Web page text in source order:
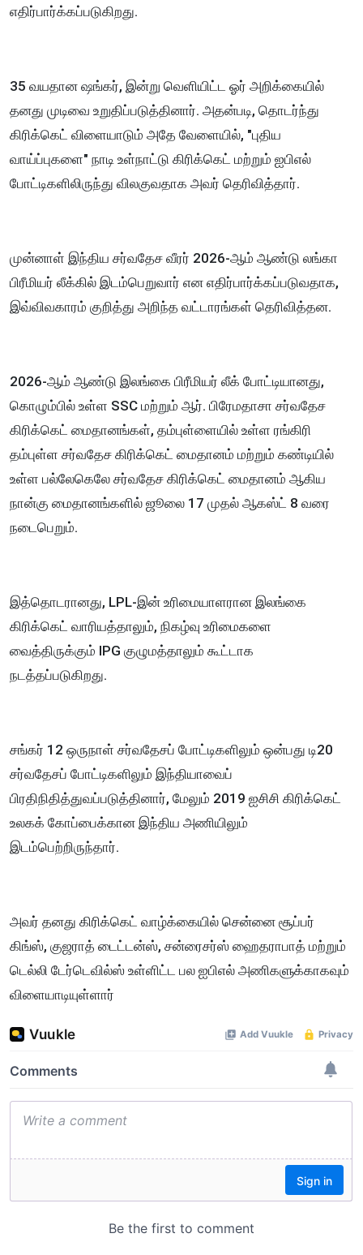
எதிர்பார்க்கப்படுகிறது.
35 வயதான ஷங்கர், இன்று வெளியிட்ட ஓர் அறிக்கையில்
தனது முடிவை உறுதிப்படுத்தினார். அதன்படி, தொடர்ந்து
கிரிக்கெட் விளையாடும் அதே வேளையில், "புதிய
வாய்ப்புகளை" நாடி உள்நாட்டு கிரிக்கெட் மற்றும் ஐபிஎல்
போட்டிகளிலிருந்து விலகுவதாக அவர் தெரிவித்தார்.
முன்னாள் இந்திய சர்வதேச வீரர் 2026-ஆம் ஆண்டு லங்கா
பிரீமியர் லீக்கில் இடம்பெறுவார் என எதிர்பார்க்கப்படுவதாக,
இவ்விவகாரம் குறித்து அறிந்த வட்டாரங்கள் தெரிவித்தன.
2026-ஆம் ஆண்டு இலங்கை பிரீமியர் லீக் போட்டியானது,
கொழும்பில் உள்ள SSC மற்றும் ஆர். பிரேமதாசா சர்வதேச
கிரிக்கெட் மைதானங்கள், தம்புள்ளையில் உள்ள ரங்கிரி
தம்புள்ள சர்வதேச கிரிக்கெட் மைதானம் மற்றும் கண்டியில்
உள்ள பல்லேகெலே சர்வதேச கிரிக்கெட் மைதானம் ஆகிய
நான்கு மைதானங்களில் ஜூலை 17 முதல் ஆகஸ்ட் 8 வரை
நடைபெறும்.
இத்தொடரானது, LPL-இன் உரிமையாளரான இலங்கை
கிரிக்கெட் வாரியத்தாலும், நிகழ்வு உரிமைகளை
வைத்திருக்கும் IPG குழுமத்தாலும் கூட்டாக
நடத்தப்படுகிறது.
சங்கர் 12 ஒருநாள் சர்வதேசப் போட்டிகளிலும் ஒன்பது டி20
சர்வதேசப் போட்டிகளிலும் இந்தியாவைப்
பிரதிநிதித்துவப்படுத்தினார், மேலும் 2019 ஐசிசி கிரிக்கெட்
உலகக் கோப்பைக்கான இந்திய அணியிலும்
இடம்பெற்றிருந்தார்.
அவர் தனது கிரிக்கெட் வாழ்க்கையில் சென்னை சூப்பர்
கிங்ஸ், குஜராத் டைட்டன்ஸ், சன்ரைசர்ஸ் ஹைதராபாத் மற்றும்
டெல்லி டேர்டெவில்ஸ் உள்ளிட்ட பல ஐபிஎல் அணிகளுக்காகவும்
விளையாடியுள்ளார்